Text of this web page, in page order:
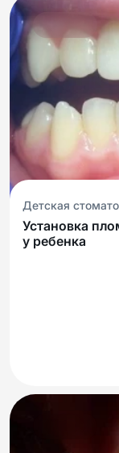
Детская
Установка
у ребенка